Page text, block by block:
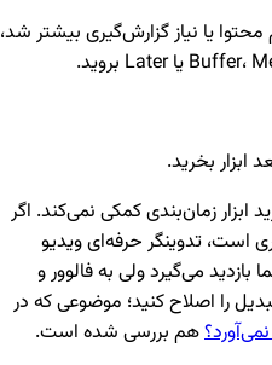
یا نیاز گزارش‌گیری بیشتر شد،
بخرید.
زمان‌بندی کمکی نمی‌کند. اگر
تدوینگر حرفه‌ای ویدیو
می‌گیرد ولی به فالوور و
را اصلاح کنید؛ موضوعی که در
هم بررسی شده است.